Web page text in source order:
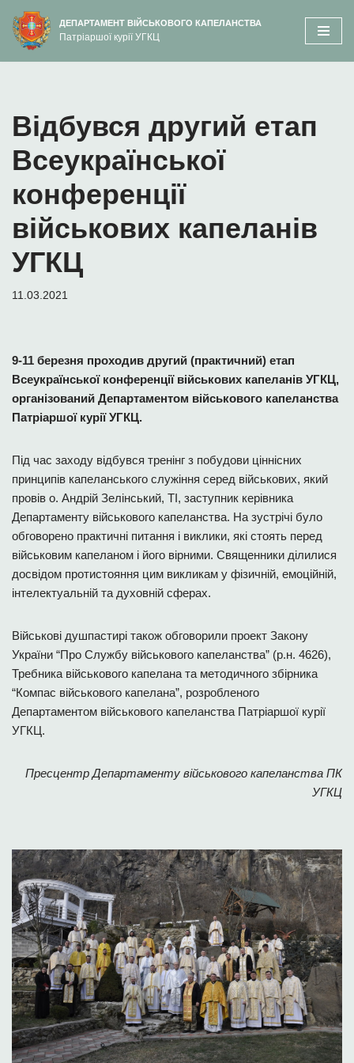
вмісту
Перейти
до
ДЕПАРТАМЕНТ ВІЙСЬКОВОГО КАПЕЛАНСТВА
Патріаршої курії УГКЦ
Відбувся другий етап
Всеукраїнської
конференції
військових капеланів
УГКЦ
11.03.2021
9-11 березня проходив другий (практичний) етап
Всеукраїнської конференції військових капеланів УГКЦ,
організований Департаментом військового капеланства
Патріаршої курії УГКЦ.
Під час заходу відбувся тренінг з побудови ціннісних
принципів капеланського служіння серед військових, який
провів о. Андрій Зелінський, ТІ, заступник керівника
Департаменту військового капеланства. На зустрічі було
обговорено практичні питання і виклики, які стоять перед
військовим капеланом і його вірними. Священники ділилися
досвідом протистояння цим викликам у фізичній, емоційній,
інтелектуальній та духовній сферах.
Військові душпастирі також обговорили проект Закону
України “Про Службу військового капеланства” (р.н. 4626),
Требника військового капелана та методичного збірника
“Компас військового капелана”, розробленого
Департаментом військового капеланства Патріаршої курії
УГКЦ.
Пресцентр Департаменту військового капеланства ПК
УГКЦ